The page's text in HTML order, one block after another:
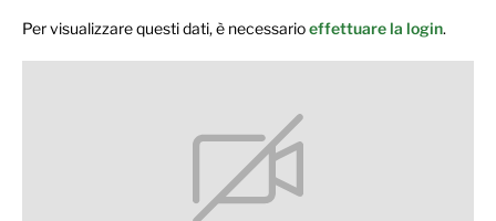
Per visualizzare questi dati, è necessarioeffettuare la login.